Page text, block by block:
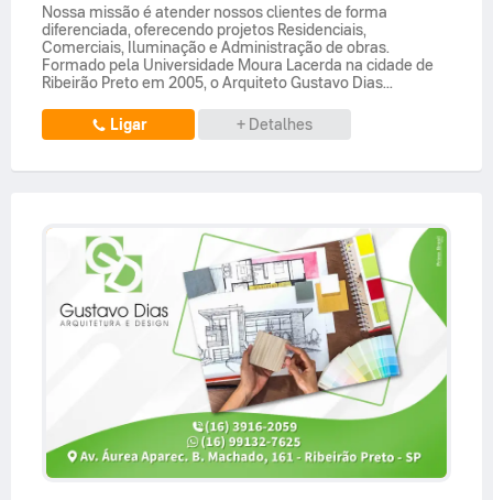
Nossa missão é atender nossos clientes de forma
diferenciada, oferecendo projetos Residenciais,
Comerciais, Iluminação e Administração de obras.
Formado pela Universidade Moura Lacerda na cidade de
Ribeirão Preto em 2005, o Arquiteto Gustavo Dias...
Ligar + Detalhes